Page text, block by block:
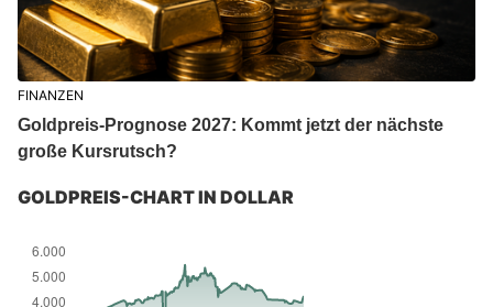
FINANZEN
Goldpreis-Prognose 2027: Kommt jetzt der nächste
große Kursrutsch?
GOLDPREIS-CHART IN DOLLAR